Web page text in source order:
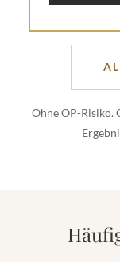
Ohne OP-Risiko.